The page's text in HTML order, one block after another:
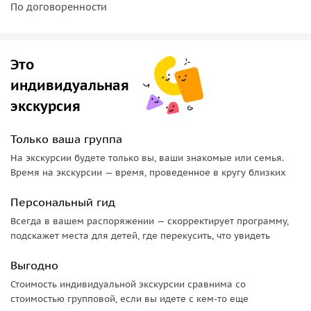
приковывает внимания гостя.
Бачковский монастырь— второй по величине в
Болгарии. Его основали грузины Григорий и Абасий
Пакуриани в 1083 году. Находится монастырь в 30 км. от
Пловдива, у подножия Родопских гор. В нем хранится
самых чтимых икон в Болгарии. По преданию ее написал
сам евангелист Лука.
отправиться на дегустацию вин
от Пловдива.
По договоренности
Это
индивидуальная
экскурсия
Только ваша группа
На экскурсии будете только вы, ваши знакомые или семья.
Время на экскурсии — время, проведенное в кругу близких
Персональный гид
Всегда в вашем распоряжении — скорректирует программу,
подскажет места для детей, где перекусить, что увидеть
Выгодно
Стоимость индивидуальной экскурсии сравнима со
стоимостью групповой, если вы идете с кем-то еще